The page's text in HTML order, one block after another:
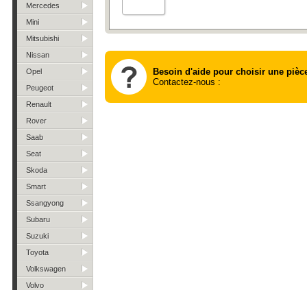
Mercedes
Mini
Mitsubishi
Nissan
Opel
Peugeot
Renault
Rover
Saab
Seat
Skoda
Smart
Ssangyong
Subaru
Suzuki
Toyota
Volkswagen
Volvo
Besoin d'aide pour choisir une
Contactez-nous :